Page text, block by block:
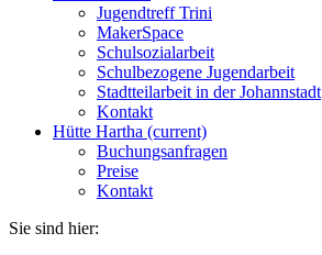
Jugendtreff Trini
MakerSpace
Schulsozialarbeit
Schulbezogene Jugendarbeit
Stadtteilarbeit in der Johannstadt
Kontakt
Hütte Hartha (current)
Buchungsanfragen
Preise
Kontakt
Sie sind hier: